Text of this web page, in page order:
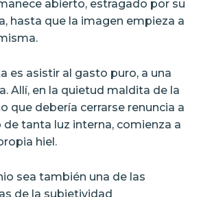
abierto, estragado por su
hasta que la imagen empieza a
es asistir al gasto puro, a una
Allí, en la quietud maldita de la
que debería cerrarse renuncia a
de tanta luz interna, comienza a
hiel.
sea también una de las
de la subjetividad